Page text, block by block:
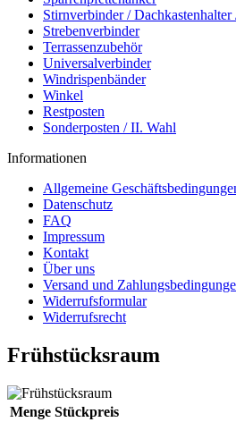
Stirnverbinder /
Strebenverbinder
Terrassenzubehör
Universalverbinder
Windrispenbänder
Winkel
Restposten
Sonderposten / II. Wahl
Informationen
Allgemeine
Datenschutz
FAQ
Impressum
Kontakt
Über uns
Versand und
Widerrufsformular
Widerrufsrecht
Frühstücksraum
Menge Stückpreis